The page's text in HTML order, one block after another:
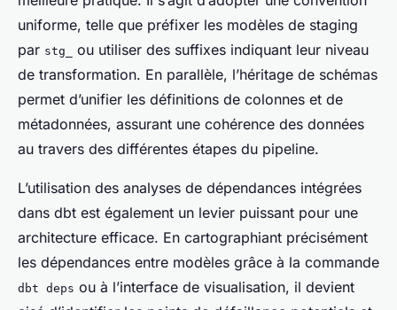
uniforme, telle que préfixer les modèles de staging
par stg_
ou utiliser des suffixes indiquant leur niveau
de transformation. En parallèle, l’héritage de schémas
permet d’unifier les définitions de colonnes et de
métadonnées, assurant une cohérence des données
au travers des différentes étapes du pipeline.
L’utilisation des analyses de dépendances intégrées
dans dbt est également un levier puissant pour une
architecture efficace. En cartographiant précisément
les dépendances entre modèles grâce à la commande
dbt deps ou à l’interface de visualisation, il devient